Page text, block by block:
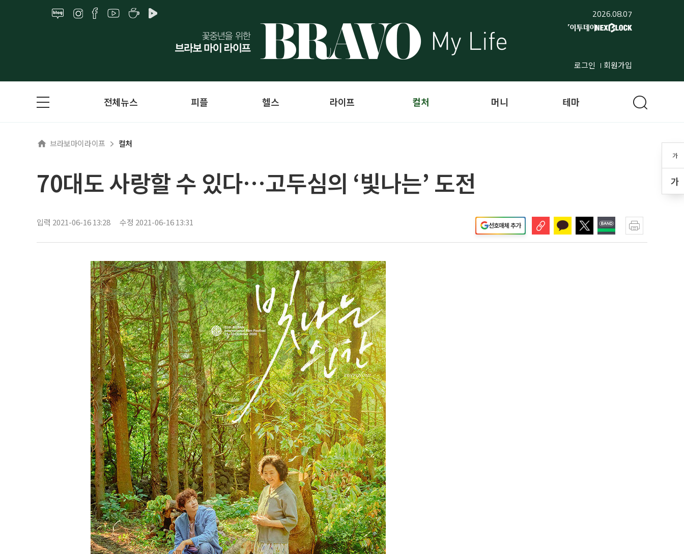
2026.08.07
로그인 회원가입
가
가
전체뉴스 피플 헬스 라이프 컬처 머니 테마
브라보마이라이프 컬처
70대도 사랑할 수 있다…고두심의 ‘빛나는’ 도전
입력 2021-06-16 13:28 수정 2021-06-16 13:31 선호매체 추가